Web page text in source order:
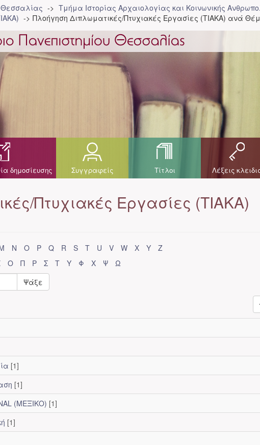
Θεσσαλίας
Τμήμα Ιστορίας Αρχαιολογίας και Κοινωνικής
Πλοήγηση Διπλωματικές/Πτυχιακές Εργασίες (ΤΙΑΚΑ) ανά
δημοσίευσης Συγγραφείς Τίτλοι Λέξεις
Πτυχιακές Εργασίες (ΤΙΑΚΑ)
N O P Q R S T U V W X Y
Z
Ο Π Ρ Σ Τ Υ Φ Χ Ψ
Ω
Ψάξε
[1]
[1]
(ΜΕΞΙΚΟ) [1]
[1]